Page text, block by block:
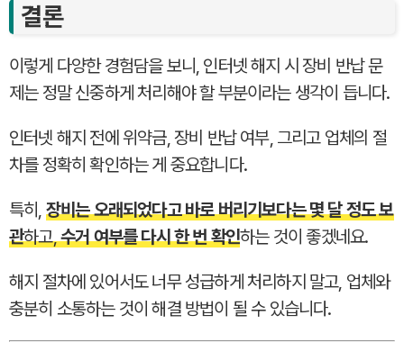
결론
이렇게 다양한 경험담을 보니, 인터넷 해지 시 장비 반납 문
제는 정말 신중하게 처리해야 할 부분이라는 생각이 듭니다.
인터넷 해지 전에 위약금, 장비 반납 여부, 그리고 업체의 절
차를 정확히 확인하는 게 중요합니다.
특히, 장비는 오래되었다고 바로 버리기보다는 몇 달 정도 보
관하고,수거 여부를 다시 한 번 확인하는 것이 좋겠네요.
해지 절차에 있어서도 너무 성급하게 처리하지 말고, 업체와
충분히 소통하는 것이 해결 방법이 될 수 있습니다.